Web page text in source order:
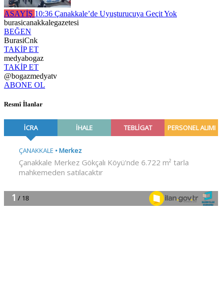
ASAYİŞ 10:36 Çanakkale’de Uyuşturucuya Geçit Yok
burasicanakkalegazetesi
BEĞEN
BurasiCnk
TAKİP ET
medyabogaz
TAKİP ET
@bogazmedyatv
ABONE OL
Resmî İlanlar